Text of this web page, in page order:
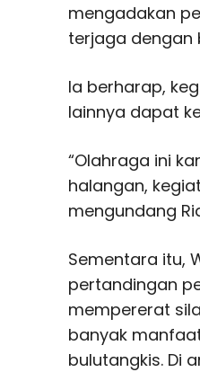
mengadakan
terjaga dengan
Ia berharap,
lainnya dapat
“Olahraga ini
halangan,
mengundang
Sementara itu,
pertandingan
mempererat
banyak
bulutangkis. Di